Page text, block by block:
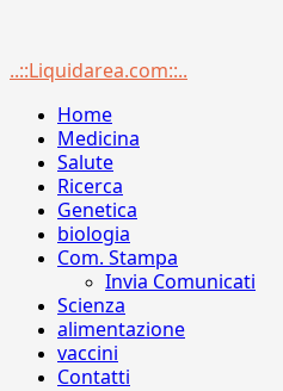
Menu
..::Liquidarea.com::..
Home
Medicina
Salute
Ricerca
Genetica
biologia
Com. Stampa
Invia Comunicati
Scienza
alimentazione
vaccini
Contatti